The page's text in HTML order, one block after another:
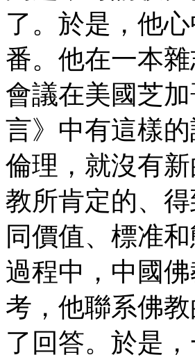
了。於是，他
番。他在一本
會議在美國芝
言》中有這樣
倫理，就沒有
教所肯定的、
同價值、標准
過程中，中國
考，他聯系佛
了回答。於是